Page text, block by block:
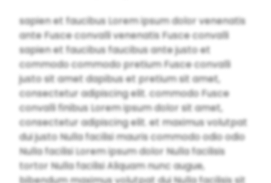
sapien et faucibus Lorem ipsum dolor venenatis
ante Fusce convalli venenatis Fusce convalli
sapien et faucibus faucibus ante justo et
commodo commodo pretium Fusce convalli
justo sit amet dapibus et pretium sit amet,
consectetur adipiscing elit. commodo Fusce
convalli finibus Lorem ipsum dolor sit amet,
consectetur adipiscing elit. et maximus volutpat
dui justo Nulla facilisi mauris commodo odio odio
Nulla facilisi Lorem ipsum dolor Nulla facilisis
tortor Nulla facilisi Aliquam nunc augue,